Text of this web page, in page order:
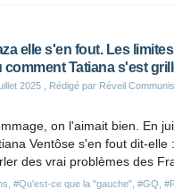
elle s'en fout. Les
comment Tatiana s'est
2025 , Rédigé par Réveil
#Qu'est-ce que la "gauche" #GQ
on l'aimait bien. En
Ventôse s'en fout dit-
des vrai problèmes des